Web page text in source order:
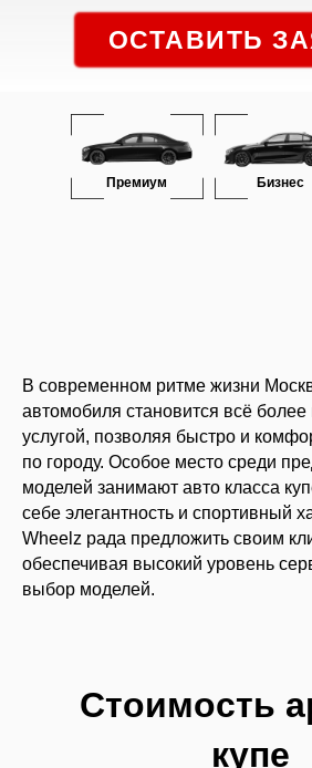
ОСТАВИТЬ
Премиум Бизнес
В современном ритме жизни
автомобиля становится всё
услугой, позволяя быстро и
по городу. Особое место среди
моделей занимают авто класса
себе элегантность и спортивный
Wheelz рада предложить своим
обеспечивая высокий уровень
выбор моделей.
Стоимость
купе